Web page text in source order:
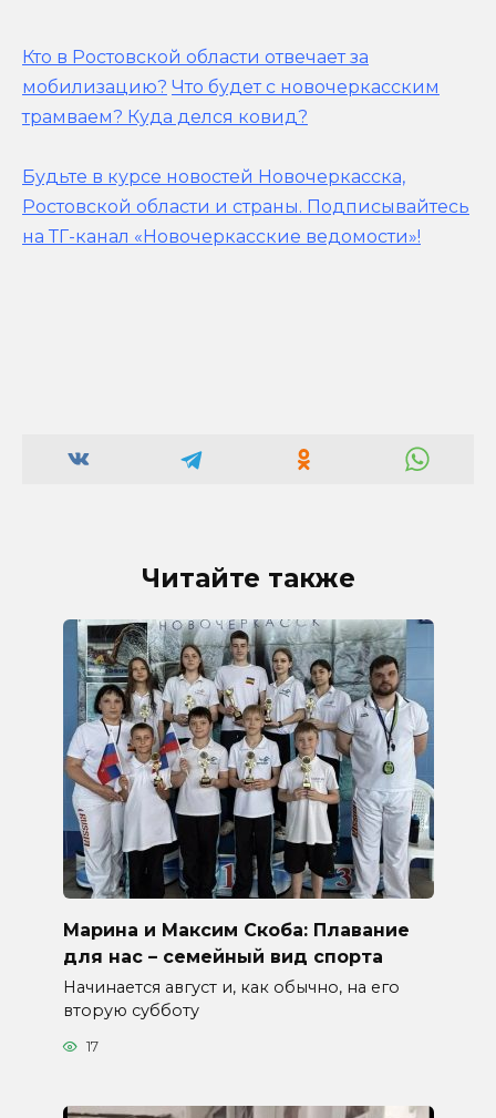
Кто в Ростовской области отвечает за
мобилизацию? Что будет с новочеркасским
трамваем? Куда делся ковид?
Будьте в курсе новостей Новочеркасска,
Ростовской области и страны. Подписывайтесь
на ТГ-канал «Новочеркасские ведомости»!
Читайте также
Марина и Максим Скоба: Плавание
для нас – семейный вид спорта
Начинается август и, как обычно, на его
вторую субботу
17